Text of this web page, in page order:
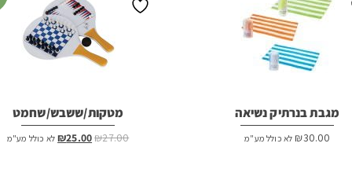
מגבת בנרתיק נשיאה
₪30.00 לא כולל מע"מ
מטקות/ששבש/שחמט
₪27.00
המחיר₪25.00 המחיר
לא כולל מע"מ